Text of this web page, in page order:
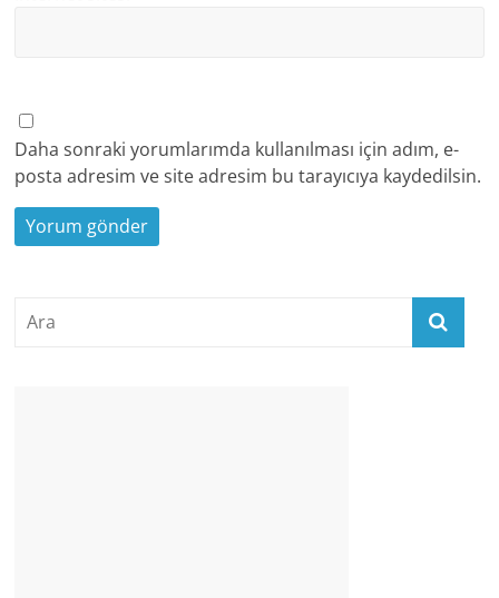
Daha sonraki yorumlarımda kullanılması için adım, e-
posta adresim ve site adresim bu tarayıcıya kaydedilsin.